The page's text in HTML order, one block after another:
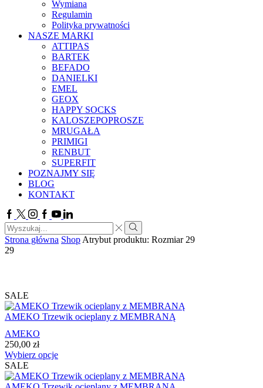
Wymiana
Regulamin
Polityka prywatności
NASZE MARKI
ATTIPAS
BARTEK
BEFADO
DANIELKI
EMEL
GEOX
HAPPY SOCKS
KALOSZEPOPROSZE
MRUGAŁA
PRIMIGI
RENBUT
SUPERFIT
POZNAJMY SIĘ
BLOG
KONTAKT
Facebook
TwitterInstagram
Google
plus
YoutubeLinkedin
Search
input
Search
Strona główna Shop Atrybut produktu: Rozmiar 29
29
SALE
AMEKO Trzewik ocieplany z MEMBRANĄ
AMEKO
250,00 zł
Wybierz opcjeTen
ma
wiele
SALE